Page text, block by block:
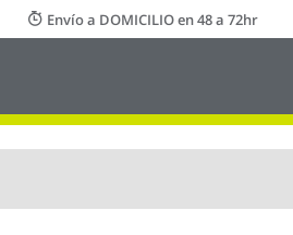
Envío a DOMICILIO en 48 a 72hr